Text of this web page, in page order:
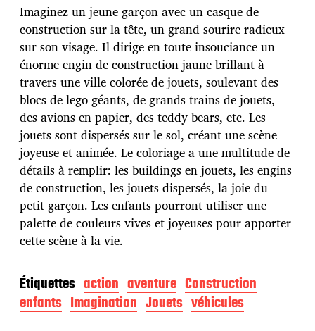
p
u
b
l
i
c
a
t
i
o
n
Imaginez un jeune garçon avec un casque de
construction sur la tête, un grand sourire radieux
sur son visage. Il dirige en toute insouciance un
énorme engin de construction jaune brillant à
travers une ville colorée de jouets, soulevant des
blocs de lego géants, de grands trains de jouets,
des avions en papier, des teddy bears, etc. Les
jouets sont dispersés sur le sol, créant une scène
joyeuse et animée. Le coloriage a une multitude de
détails à remplir: les buildings en jouets, les engins
de construction, les jouets dispersés, la joie du
petit garçon. Les enfants pourront utiliser une
palette de couleurs vives et joyeuses pour apporter
cette scène à la vie.
Étiquettes action aventure Construction
enfants Imagination Jouets véhicules